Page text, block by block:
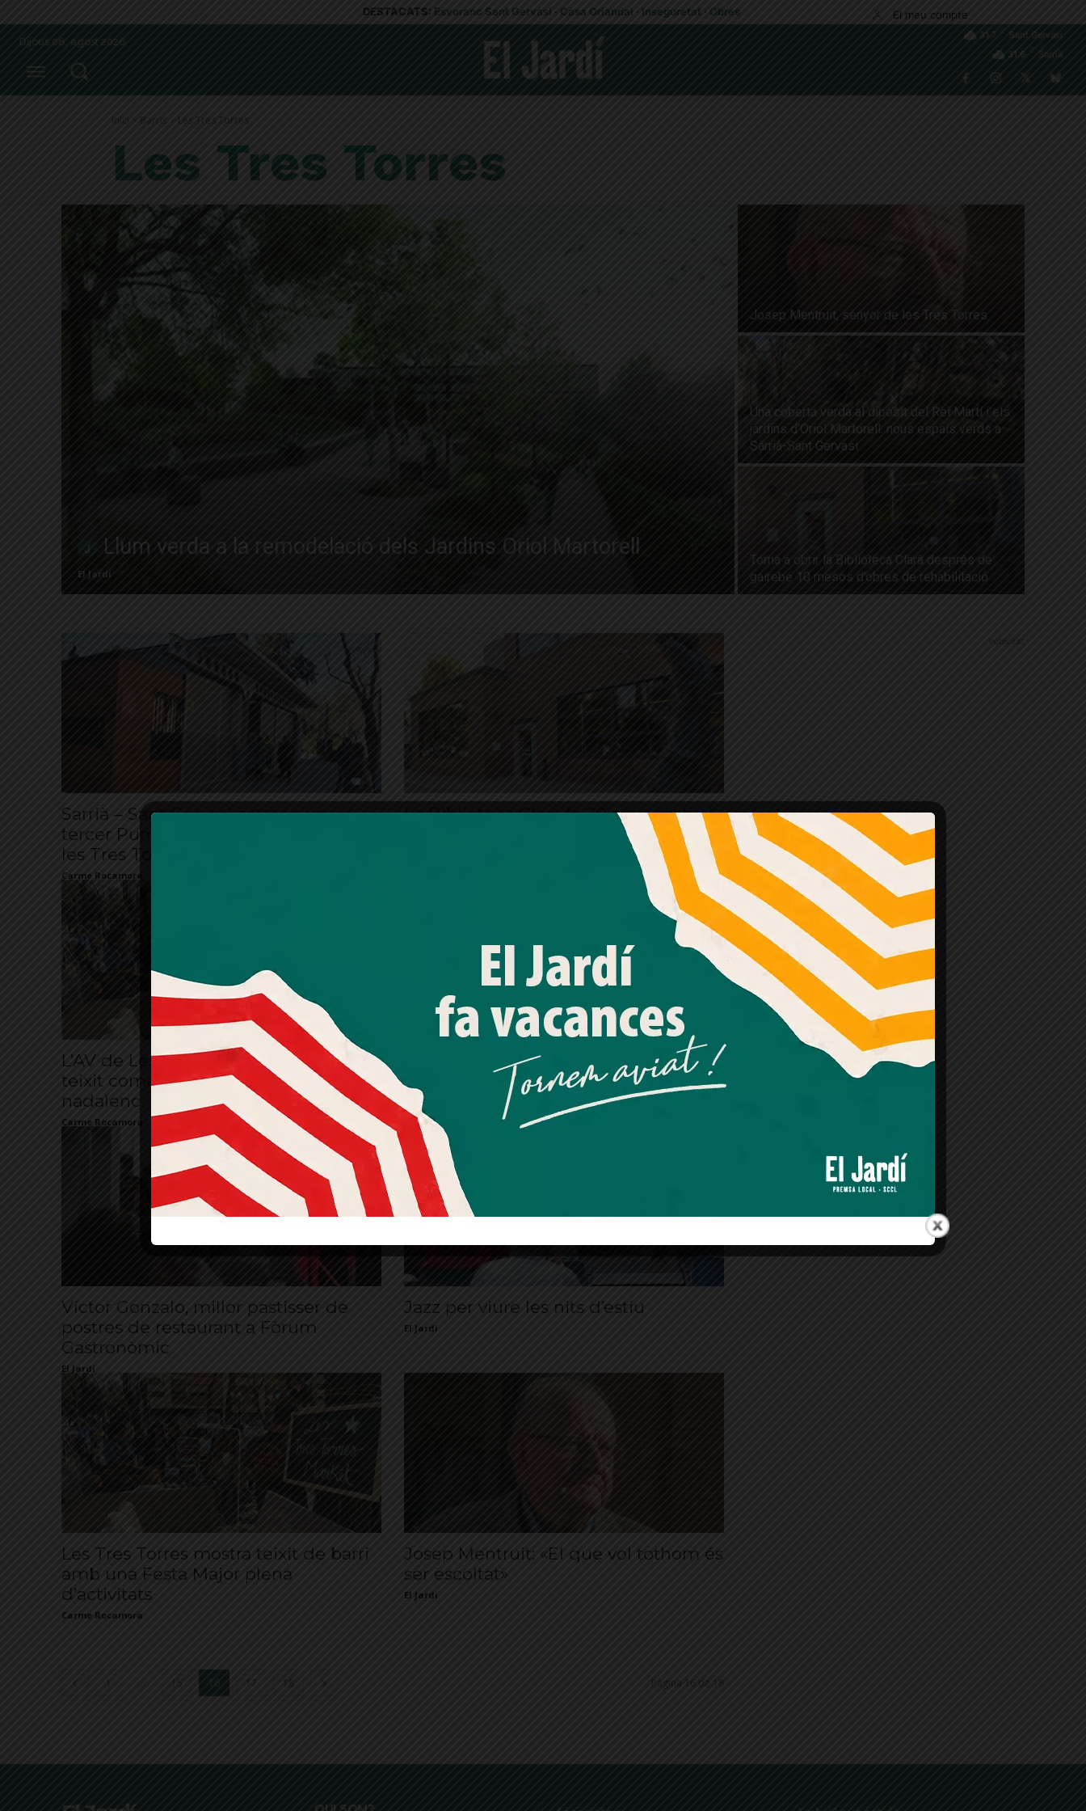
DESTACATS: Esvoranc Sant Gervasi · Casa Orlandai · Inseguretat · Obres El meu compte
Dijous 06, agost 2026
31.7
Sant Gervasi
31.6
Sarrià
Inici Barris Les Tres Torres
Les Tres Torres
Llum verda a la remodelació dels Jardins Oriol Martorell
El Jardí
Josep Mentruit, senyor de les Tres Torres
Una coberta verda al dipòsit del Rei Martí i els
jardins d’Oriol Martorell: nous espais verds a
Sarrià-Sant Gervasi
Torna a obrir la Biblioteca Clarà després de
gairebé 10 mesos d’obres de rehabilitació
Sarrià – Sant Gervasi estrena un
tercer Punt Verd, ara als Jardins de
les Tres Torres
Carme Rocamora
La Biblioteca Clarà fa 20 anys amb el
L’AV de Les Tres Torres dinamitzarà el
teixit comercial amb un ‘market’
nadalenc
Carme Rocamora
L’AV de Les Tres Torres presenta una
document de prioritats al Districte
El Jardí
Víctor Gonzalo, millor pastisser de
postres de restaurant a Fòrum
Gastronòmic
El Jardí
Jazz per viure les nits d’estiu
El Jardí
Les Tres Torres mostra teixit de barri
amb una Festa Major plena
d’activitats
Carme Rocamora
Josep Mentruit: «El que vol tothom és
ser escoltat»
El Jardí
1 ... 15 16 17 18 Pàgina 16 de 18
Publicitat
Amb el seu acord, nosaltres fem servir galetes o
tecnologies similars per emmagatzemar, accedir i
processar dades personals com la seva visita a aquest lloc
processament de dades basat en interessos legítims en
qualsevol moment fent clic a "Ajustos de cookies" o a la
nostra Política de privacitat en aquest lloc web. Si cliques
"acceptar" dones el teu consentiment
Més informació Acceptar Rebutjar tot
Quan l’usuari crea un compte al Diari el Jardí, dona el seu
consentiment explícit per rebre comunicacions
informatives relacionades amb el servei. Aquest
consentiment pot ser revocat en qualsevol moment
mitjançant l’enllaç de baixa present a tots els correus.